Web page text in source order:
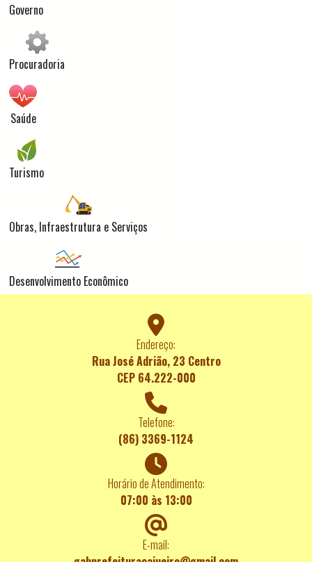
Governo
Procuradoria
Saúde
Turismo
Obras, Infraestrutura e Serviços
Desenvolvimento Econômico
Endereço:
Rua José Adrião, 23 Centro
CEP 64.222-000
Telefone:
(86) 3369-1124
Horário de Atendimento:
07:00 às 13:00
E-mail: